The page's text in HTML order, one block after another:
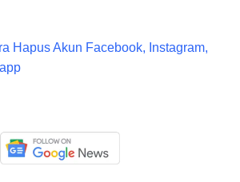
Hapus Akun Facebook, Instagram,
W
h